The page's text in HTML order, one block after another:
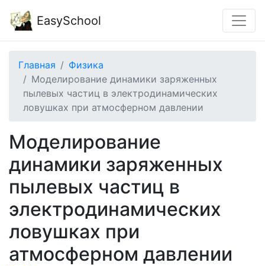
EasySchool
Главная
Физика
Моделирование динамики заряженных
пылевых частиц в электродинамических
ловушках при атмосферном давлении
Моделирование
динамики заряженных
пылевых частиц в
электродинамических
ловушках при
атмосферном давлении